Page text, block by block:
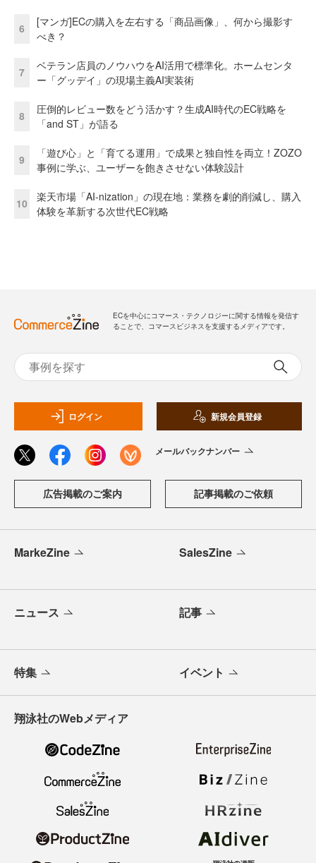
6
[マンガ]ECの購入を左右する「商品画像」、何から撮影す
べき？
7
ベテラン店員のノウハウをAI活用で標準化。ホームセンタ
ー「グッデイ」の現場主義AI実装術
8
圧倒的レビュー数をどう活かす？生成AI時代のEC戦略を
「and ST」が語る
9
「遊び心」と「育てる運用」で成果と独自性を両立！ZOZO
事例に学ぶ、ユーザーを飽きさせない体験設計
10
楽天市場「AI-nization」の現在地：業務を劇的削減し、購入
体験を革新する次世代EC戦略
ECを中心にコマース・テクノロジーに関する情報を発信す
ることで、コマースビジネスを支援するメディアです。
ログイン 新規会員登録
メールバックナンバー
広告掲載のご案内 記事掲載のご依頼
MarkeZine SalesZine
ニュース 記事
特集 イベント
翔泳社のWebメディア